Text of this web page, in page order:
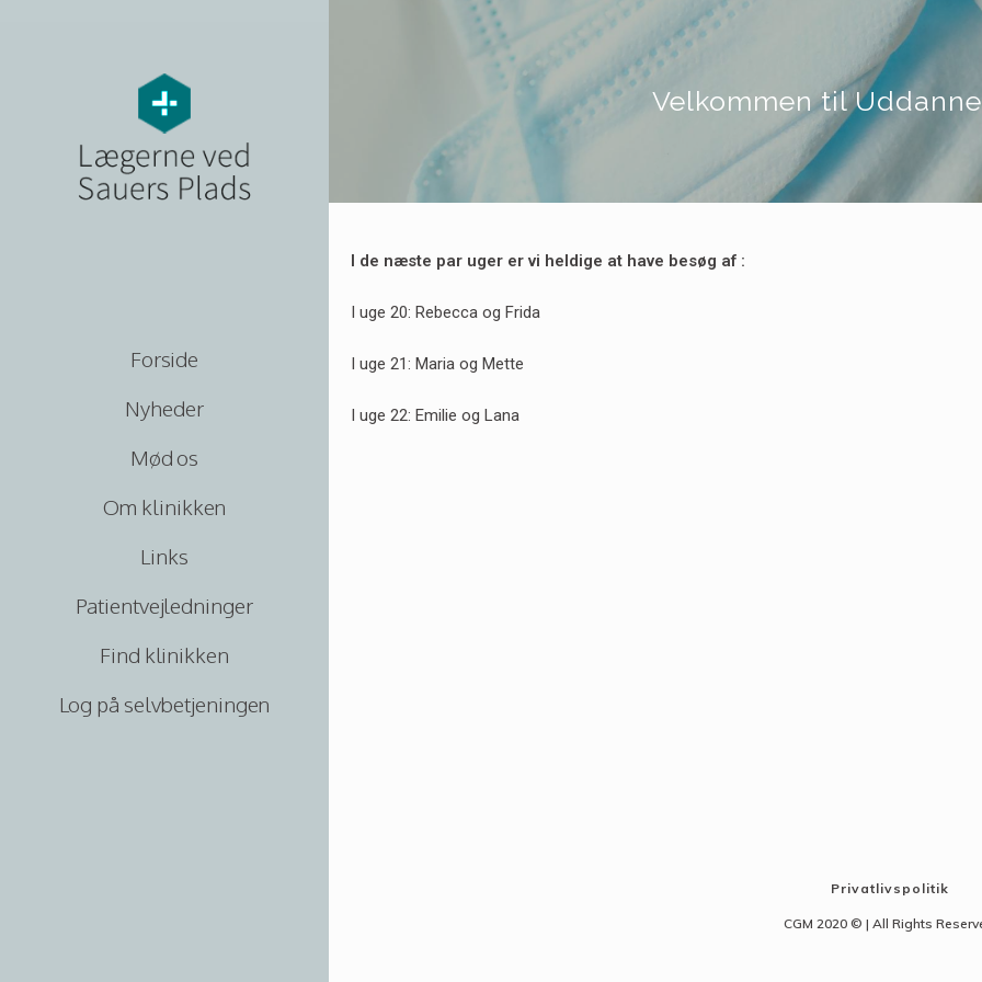
Forside
Nyheder
Mød os
Om klinikken
Links
Patientvejledninger
Find klinikken
Log på selvbetjeningen
Velkommen til
I de næste par uger er vi heldige at have besøg af :
I uge 20: Rebecca og Frida
I uge 21: Maria og Mette
I uge 22: Emilie og Lana
Privatlivspolitik
CGM 2020 ©​ | All Rights